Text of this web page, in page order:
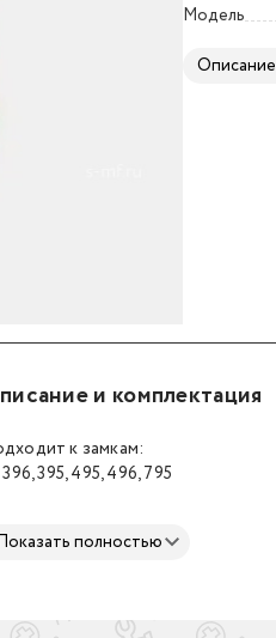
Модель
Описание
и комплектация
к замкам:
396, 395, 495, 496, 795
медицинский
- диаметр 65 мм
полностью